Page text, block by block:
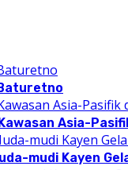
Asia-
mudi Kayen